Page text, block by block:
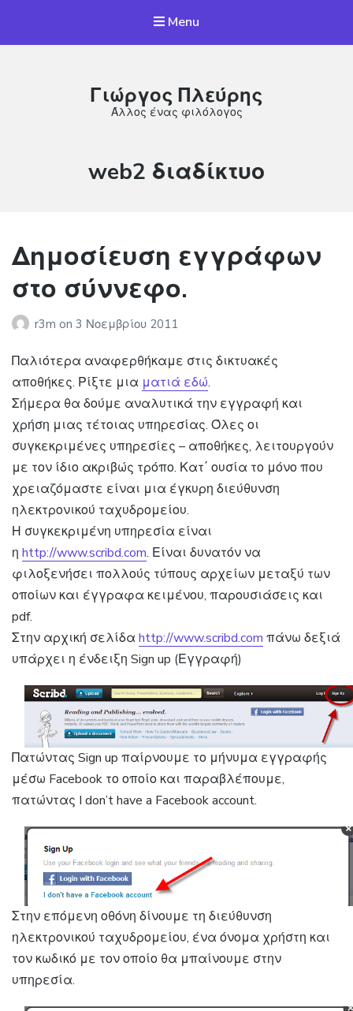
Menu
Γιώργος Πλεύρης
Άλλος ένας φιλόλογος
Κατηγορία:
web2 διαδίκτυο
Δημοσίευση εγγράφων
στο σύννεφο.
r3m on 3 Νοεμβρίου 2011
Παλιότερα αναφερθήκαμε στις δικτυακές
αποθήκες. Ρίξτε μια ματιά εδώ.
Σήμερα θα δούμε αναλυτικά την εγγραφή και
χρήση μιας τέτοιας υπηρεσίας. Όλες οι
συγκεκριμένες υπηρεσίες – αποθήκες, λειτουργούν
με τον ίδιο ακριβώς τρόπο. Κατ΄ ουσία το μόνο που
χρειαζόμαστε είναι μια έγκυρη διεύθυνση
ηλεκτρονικού ταχυδρομείου.
Η συγκεκριμένη υπηρεσία είναι
η http://www.scribd.com. Είναι δυνατόν να
φιλοξενήσει πολλούς τύπους αρχείων μεταξύ των
οποίων και έγγραφα κειμένου, παρουσιάσεις και
pdf.
Στην αρχική σελίδα http://www.scribd.com πάνω δεξιά
υπάρχει η ένδειξη Sign up (Εγγραφή)
Πατώντας Sign up παίρνουμε το μήνυμα εγγραφής
μέσω Facebook το οποίο και παραβλέπουμε,
πατώντας I don’t have a Facebook account.
Στην επόμενη οθόνη δίνουμε τη διεύθυνση
ηλεκτρονικού ταχυδρομείου, ένα όνομα χρήστη και
τον κωδικό με τον οποίο θα μπαίνουμε στην
υπηρεσία.